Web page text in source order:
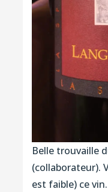
Belle trouvaille
(collaborateur).
est faible) ce